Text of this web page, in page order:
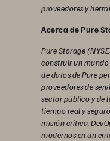
proveedores y
Acerca de Pure
Pure Storage
construir un mundo
de datos de Pure
proveedores de
sector público y de
tiempo real y
misión crítica,
modernos en un